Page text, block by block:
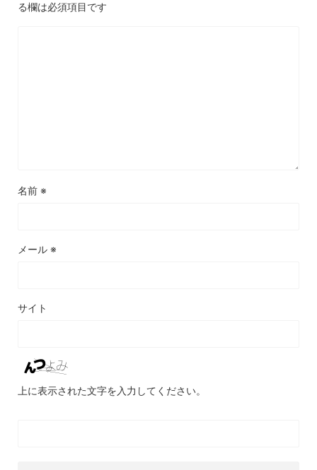
る欄は必須項目です
名前 ※
メール ※
サイト
上に表示された文字を入力してください。